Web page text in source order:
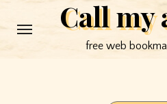
to
Call my
free web